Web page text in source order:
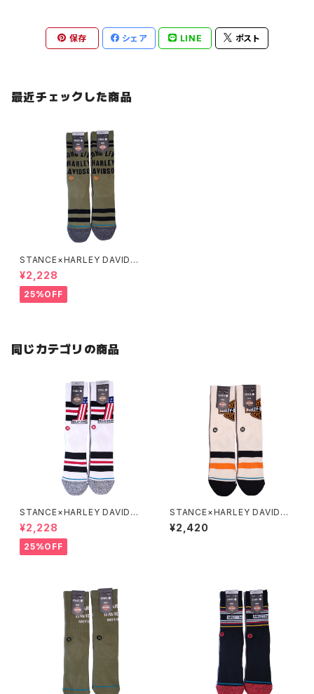
保存 シェア LINE ポスト
最近チェックした商品
STANCE×HARLEY DAVIDSO
N LEGACY SOCKS
¥2,228
25%OFF
同じカテゴリの商品
STANCE×HARLEY DAVIDSO
N No.1 SOCKS
¥2,228
25%OFF
STANCE×HARLEY DAVIDSO
N CLASSIC SOCKS
¥2,420